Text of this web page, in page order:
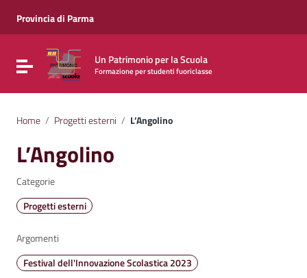
Vai al menu di navigazione
Vai al footer
Provincia di Parma
Attiva / disattiva la navigazione
Un Patrimonio per la Scuola
Formazione per studenti fuoriclasse
Home / Progetti esterni / L’Angolino
L’Angolino
Categorie
Progetti esterni
Argomenti
Festival dell'Innovazione Scolastica 2023